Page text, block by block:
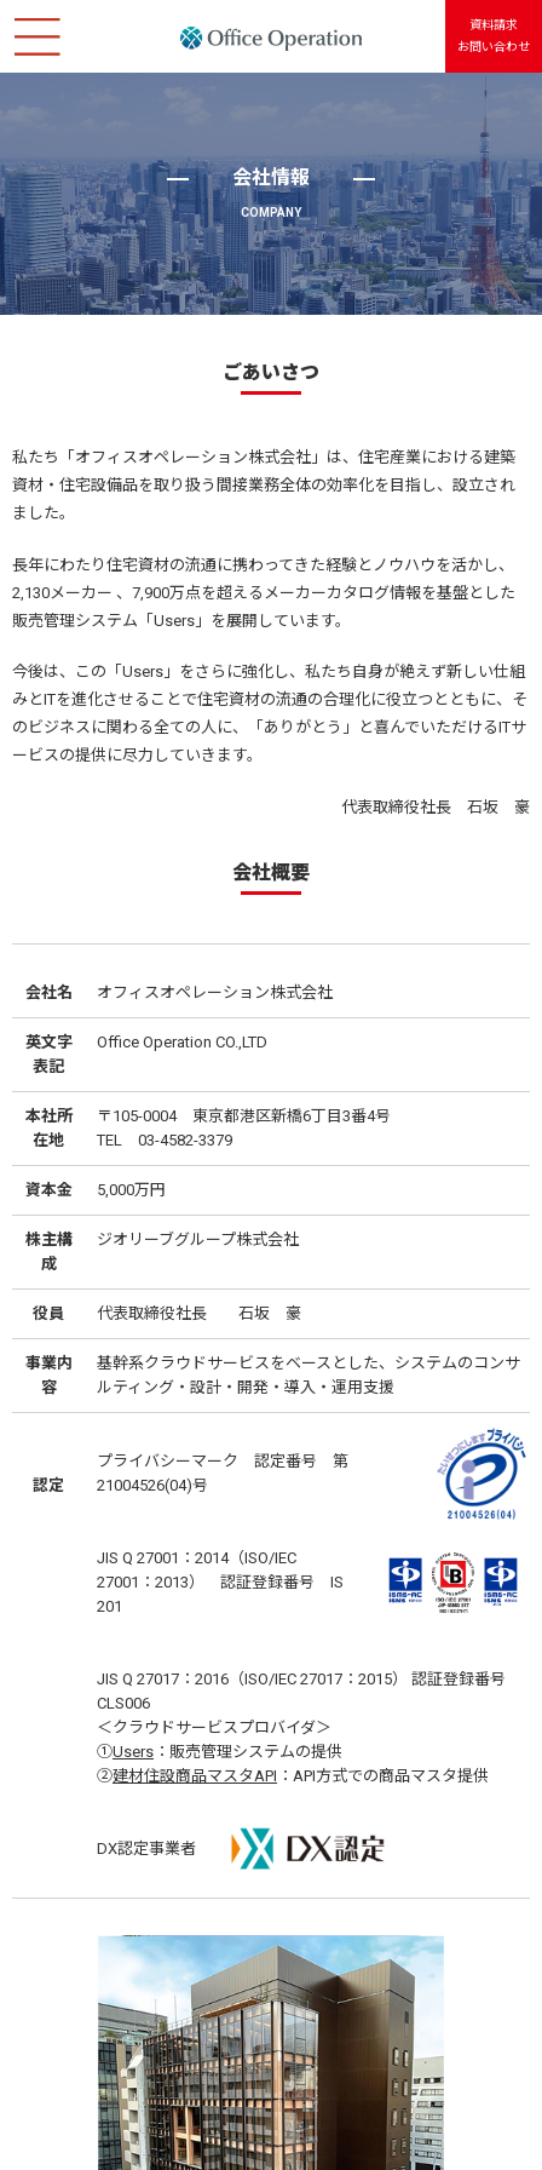
会社情報
サービス紹介
Usersアカウント
資料請求
お問い合わせ
会社情報
COMPANY
ごあいさつ
私たち「オフィスオペレーション株式会社」は、住宅産業における建築
資材・住宅設備品を取り扱う間接業務全体の効率化を目指し、設立され
ました。
長年にわたり住宅資材の流通に携わってきた経験とノウハウを活かし、
2,130メーカー 、7,900万点を超えるメーカーカタログ情報を基盤とした
販売管理システム「Users」を展開しています。
今後は、この「Users」をさらに強化し、私たち自身が絶えず新しい仕組
みとITを進化させることで住宅資材の流通の合理化に役立つとともに、そ
のビジネスに関わる全ての人に、「ありがとう」と喜んでいただけるITサ
ービスの提供に尽力していきます。
代表取締役社長 石坂 豪
会社概要
会社名 オフィスオペレーション株式会社
英文字
表記
Office Operation CO.,LTD
本社所
在地
〒105-0004 東京都港区新橋6丁目3番4号
TEL 03-4582-3379
資本金 5,000万円
株主構
成
ジオリーブグループ株式会社
役員 代表取締役社長 石坂 豪
事業内
容
基幹系クラウドサービスをベースとした、システムのコンサ
ルティング・設計・開発・導入・運用支援
認定
プライバシーマーク 認定番号 第
21004526(04)号
JIS Q 27001：2014（ISO/IEC
27001：2013） 認証登録番号 IS
201
JIS Q 27017：2016（ISO/IEC 27017：2015） 認証登録番号
CLS006
＜クラウドサービスプロバイダ＞
①Users ：販売管理システムの提供
②建材住設商品マスタAPI ：API方式での商品マスタ提供
DX認定事業者